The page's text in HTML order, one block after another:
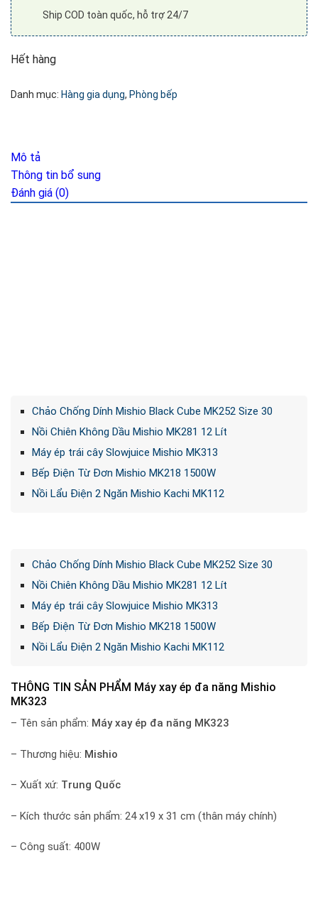
Ship COD toàn quốc, hỗ trợ 24/7
Hết hàng
Danh mục: Hàng gia dụng, Phòng bếp
Mô tả
Thông tin bổ sung
Chảo Chống Dính Mishio Black Cube MK252 Size 30
Nồi Chiên Không Dầu Mishio MK281 12 Lít
Máy ép trái cây Slowjuice Mishio MK313
Bếp Điện Từ Đơn Mishio MK218 1500W
Chảo Chống Dính Mishio Black Cube MK252 Size 30
Nồi Chiên Không Dầu Mishio MK281 12 Lít
Máy ép trái cây Slowjuice Mishio MK313
Bếp Điện Từ Đơn Mishio MK218 1500W
Nồi Lẩu Điện 2 Ngăn Mishio Kachi MK112
THÔNG TIN SẢN PHẨM Máy xay ép đa năng Mishio
– Tên sản phẩm:Máy xay ép đa năng MK323
– Thương hiệu:Mishio
– Xuất xứ:Trung Quốc
– Kích thước sản phẩm: 24 x19 x 31 cm (thân máy chính)